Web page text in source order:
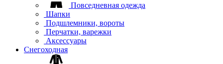
Повседневная одежда
Шапки
Подшлемники, вороты
Перчатки, варежки
Аксессуары
Снегоходная